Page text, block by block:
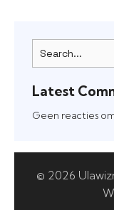
Latest
Geen reacties
© 2026